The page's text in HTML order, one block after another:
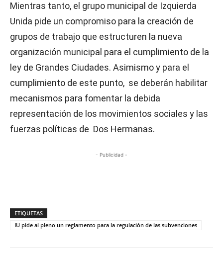
Mientras tanto, el grupo municipal de Izquierda
Unida pide un compromiso para la creación de
grupos de trabajo que estructuren la nueva
organización municipal para el cumplimiento de la
ley de Grandes Ciudades. Asimismo y para el
cumplimiento de este punto, se deberán habilitar
mecanismos para fomentar la debida
representación de los movimientos sociales y las
fuerzas políticas de Dos Hermanas.
- Publicidad -
ETIQUETAS
IU pide al pleno un reglamento para la regulación de las subvenciones